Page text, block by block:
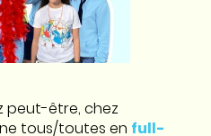
peut-être, chez
tous/toutes en full-